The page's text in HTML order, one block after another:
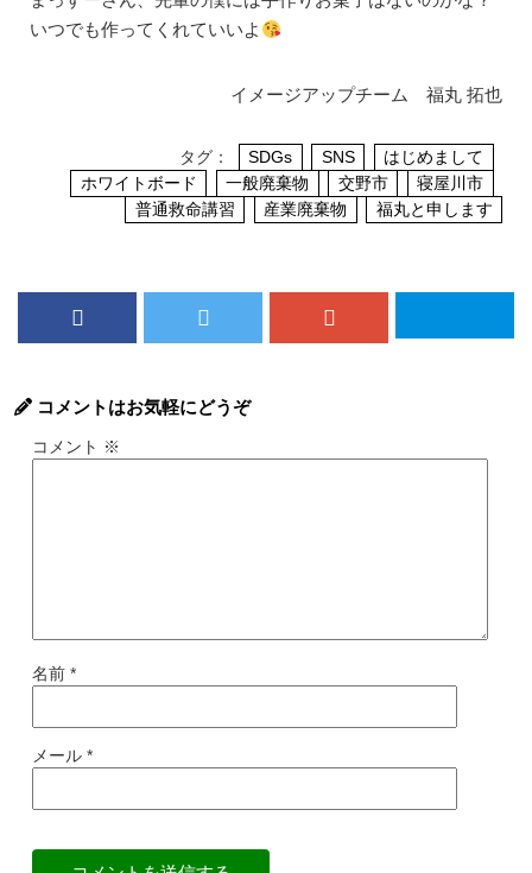
いつでも作ってくれていいよ
イメージアップチーム 福丸 拓也
タグ： SDGs SNS
はじめまして
ホワイトボード
一般廃棄物 交野市
寝屋川市
普通救命講習
産業廃棄物 福丸と申します
コメントはお気軽にどうぞ
コメント ※
名前 *
メール *